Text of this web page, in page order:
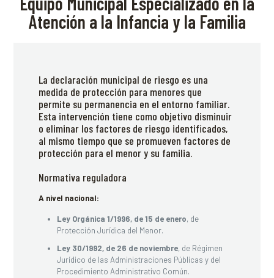
Atención a la Infancia y la Familia
La declaración municipal de riesgo es una
medida de protección para menores que
permite su permanencia en el entorno familiar.
Esta intervención tiene como objetivo disminuir
o eliminar los factores de riesgo identificados,
al mismo tiempo que se promueven factores de
protección para el menor y su familia.
Normativa reguladora
A nivel nacional:
Ley Orgánica 1/1996, de 15 de enero, de
Protección Jurídica del Menor.
Ley 30/1992, de 26 de noviembre, de Régimen
Jurídico de las Administraciones Públicas y del
Procedimiento Administrativo Común.